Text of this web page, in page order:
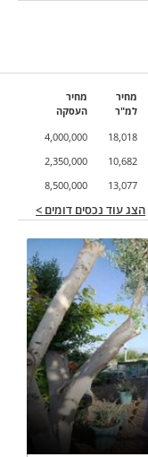
מחיר
למ"ר
מחיר
העסקה
18,018
4,000,000
10,682
2,350,000
13,077
8,500,000
הצג עוד נכסים דומים >